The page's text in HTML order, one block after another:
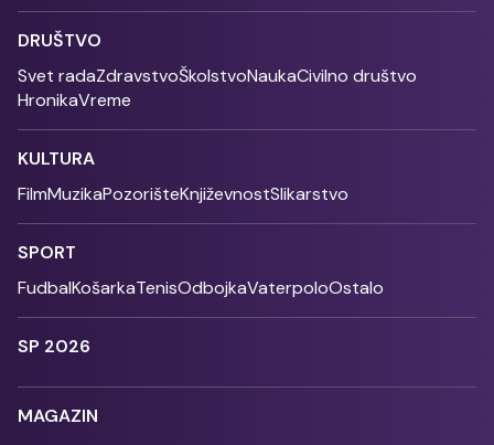
DRUŠTVO
Svet radaZdravstvoŠkolstvoNaukaCivilno društvo
HronikaVreme
KULTURA
FilmMuzikaPozorišteKnjiževnostSlikarstvo
SPORT
FudbalKošarkaTenisOdbojkaVaterpoloOstalo
SP 2026
MAGAZIN